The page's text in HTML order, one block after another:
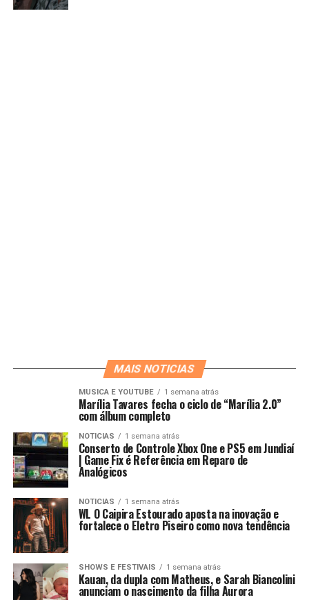
MAIS NOTICIAS
MUSICA E YOUTUBE 1 semana atrás
Marília Tavares fecha o ciclo de “Marília 2.0”
com álbum completo
NOTICIAS 1 semana atrás
Conserto de Controle Xbox One e PS5 em Jundiaí
| Game Fix é Referência em Reparo de
Analógicos
NOTICIAS 1 semana atrás
WL O Caipira Estourado aposta na inovação e
fortalece o Eletro Piseiro como nova tendência
SHOWS E FESTIVAIS 1 semana atrás
Kauan, da dupla com Matheus, e Sarah Biancolini
anunciam o nascimento da filha Aurora